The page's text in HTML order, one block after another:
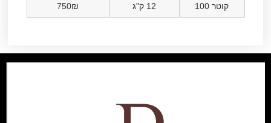
קוטר 100 12 ק"ג 750₪